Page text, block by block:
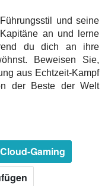
und seine
an und lerne
du dich an ihre
Beweisen Sie,
aus Echtzeit-Kampf
der Beste der Welt
Cloud-Gaming